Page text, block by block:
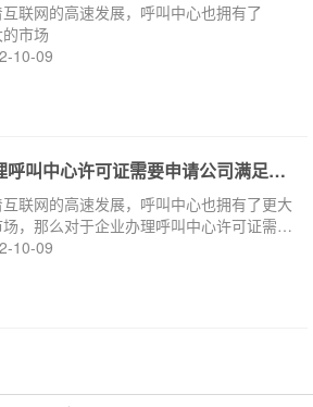
联网的高速发展，呼叫中心也拥有了
市场
10-09
办理呼叫中心许可证需要申请公司满足什么条...
互联网的高速发展，呼叫中心也拥有了更大
场，那么对于企业办理呼叫中心许可证需要
些条件
10-09